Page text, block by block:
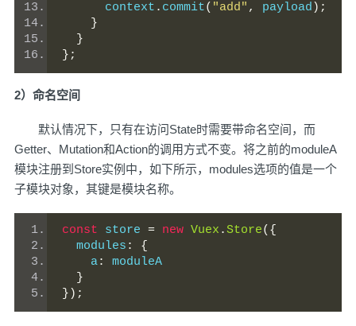
      context
. commit( "add" , payload );
}
}
};
2）命名空间
默认情况下，只有在访问State时需要带命名空间，而
Getter、Mutation和Action的调用方式不变。将之前的moduleA
模块注册到Store实例中，如下所示，modules选项的值是一个
子模块对象，其键是模块名称。
const store = new Vuex .Store({
  modules
:
{
    a
:
moduleA
}
});